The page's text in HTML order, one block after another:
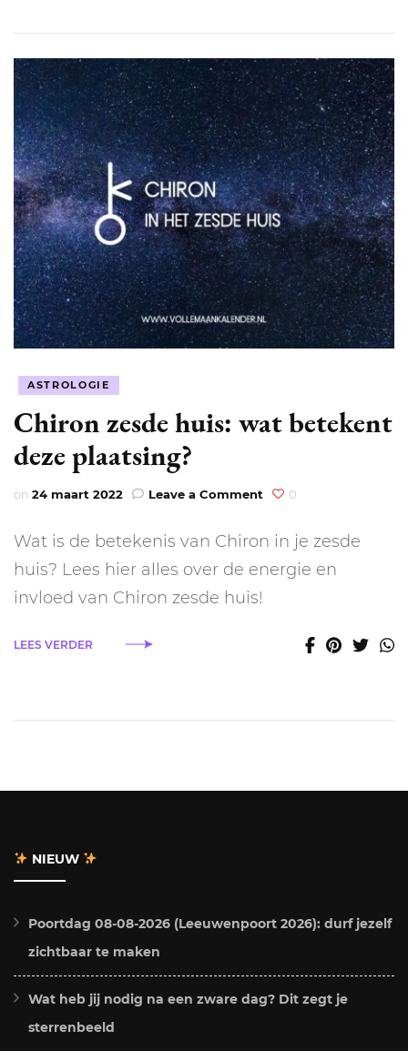
ASTROLOGIE
Chiron zesde huis: wat betekent
deze plaatsing?
on 24 maart 2022 Leave a Comment on
huis:
wat
0
Wat is de betekenis van Chiron in je zesde
huis? Lees hier alles over de energie en
invloed van Chiron zesde huis!
LEES VERDER
NIEUW
Poortdag 08-08-2026 (Leeuwenpoort 2026): durf jezelf
zichtbaar te maken
Wat heb jij nodig na een zware dag? Dit zegt je
sterrenbeeld